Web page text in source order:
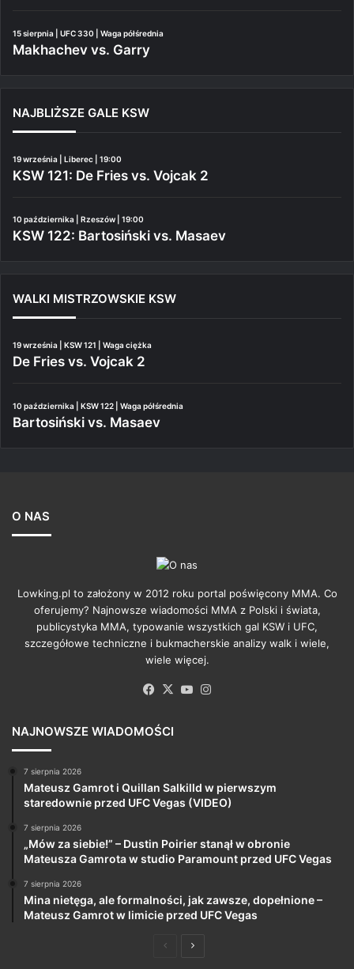
15 sierpnia | UFC 330 | Waga półśrednia
Makhachev vs. Garry
NAJBLIŻSZE GALE KSW
19 września | Liberec | 19:00
KSW 121: De Fries vs. Vojcak 2
10 października | Rzeszów | 19:00
KSW 122: Bartosiński vs. Masaev
WALKI MISTRZOWSKIE KSW
19 września | KSW 121 | Waga ciężka
De Fries vs. Vojcak 2
10 października | KSW 122 | Waga półśrednia
Bartosiński vs. Masaev
O NAS
Lowking.pl to założony w 2012 roku portal poświęcony MMA. Co
oferujemy? Najnowsze wiadomości MMA z Polski i świata,
publicystyka MMA, typowanie wszystkich gal KSW i UFC,
szczegółowe techniczne i bukmacherskie analizy walk i wiele,
wiele więcej.
Facebook
X YouTube
NAJNOWSZE WIADOMOŚCI
7 sierpnia 2026
Mateusz Gamrot i Quillan Salkilld w pierwszym
staredownie przed UFC Vegas (VIDEO)
7 sierpnia 2026
„Mów za siebie!” – Dustin Poirier stanął w obronie
Mateusza Gamrota w studio Paramount przed UFC Vegas
7 sierpnia 2026
Mina nietęga, ale formalności, jak zawsze, dopełnione –
Mateusz Gamrot w limicie przed UFC Vegas
PoprzedniaNastępna